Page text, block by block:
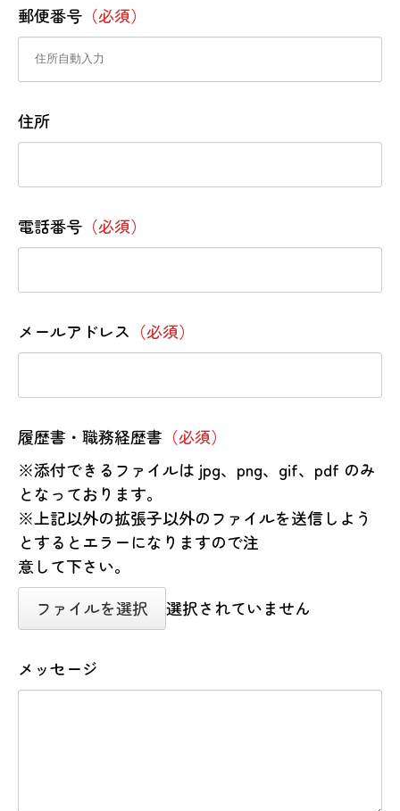
郵便番号 （必須）
住所
電話番号 （必須）
メールアドレス （必須）
履歴書・職務経歴書 （必須）
※添付できるファイルは jpg、png、gif、pdf のみ
となっております。
※上記以外の拡張子以外のファイルを送信しよう
とするとエラーになりますので注
意して下さい。
ファイルを選択
選択されていません
メッセージ